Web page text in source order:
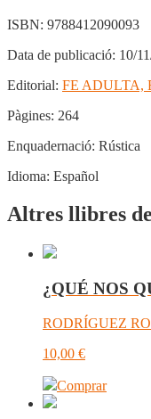
ISBN: 9788412090093
Data de publicació: 10/
Editorial: FE ADULTA,
Pàgines: 264
Enquadernació: Rústica
Idioma: Español
Altres llibres
¿QUÉ NOS
RODRÍGUEZ
10,00 €
Comprar